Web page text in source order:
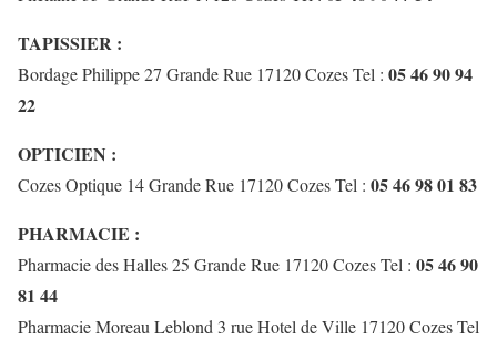
TAPISSIER :
Bordage Philippe 27 Grande Rue 17120 Cozes Tel : 05 46 90 94
22
OPTICIEN :
Cozes Optique 14 Grande Rue 17120 Cozes Tel : 05 46 98 01 83
PHARMACIE :
Pharmacie des Halles 25 Grande Rue 17120 Cozes Tel : 05 46 90
81 44
Pharmacie Moreau Leblond 3 rue Hotel de Ville 17120 Cozes Tel